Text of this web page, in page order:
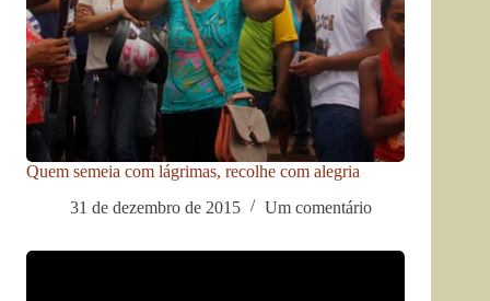
Quem semeia com lágrimas, recolhe com alegria
31 de dezembro de 2015
Um comentário